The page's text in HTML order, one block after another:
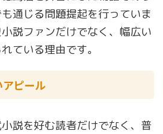
通じる問題提起を行っていま
説ファンだけでなく、幅広い
ている理由です。
ピール
説を好む読者だけでなく、普